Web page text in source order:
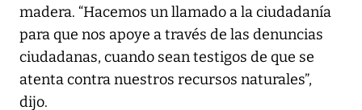
madera. “Hacemos un llamado a la ciudadanía
para que nos apoye a través de las denuncias
ciudadanas, cuando sean testigos de que se
atenta contra nuestros recursos naturales”,
dijo.